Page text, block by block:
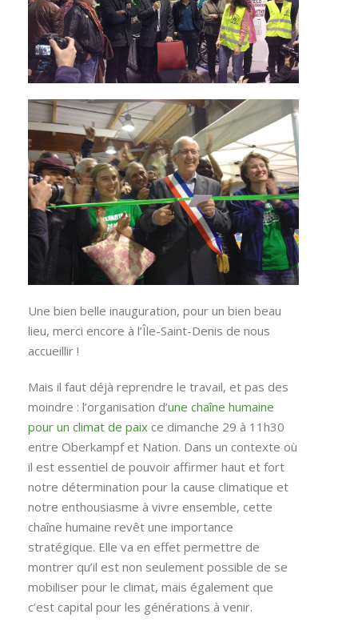
Une bien belle inauguration, pour un bien beau
lieu, merci encore à l’Île-Saint-Denis de nous
accueillir !
Mais il faut déjà reprendre le travail, et pas des
moindre : l’organisation d’une chaîne humaine
pour un climat de paix ce dimanche 29 à 11h30
entre Oberkampf et Nation. Dans un contexte où
il est essentiel de pouvoir affirmer haut et fort
notre détermination pour la cause climatique et
notre enthousiasme à vivre ensemble, cette
chaîne humaine revêt une importance
stratégique. Elle va en effet permettre de
montrer qu’il est non seulement possible de se
mobiliser pour le climat, mais également que
c’est capital pour les générations à venir.